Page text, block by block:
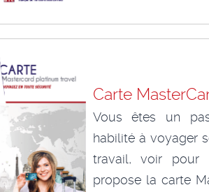
Carte
Vous êtes un
habilité à voyager
travail, voir pour
propose la carte